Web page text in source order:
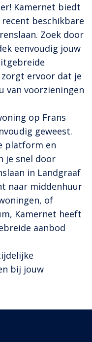
Kamernet biedt
beschikbare
Zoek door
eenvoudig jouw
ervoor dat je
van voorzieningen
op Frans
geweest.
platform en
je snel door
in Landgraaf
naar middenhuur
of
Kamernet heeft
aanbod
bij jouw